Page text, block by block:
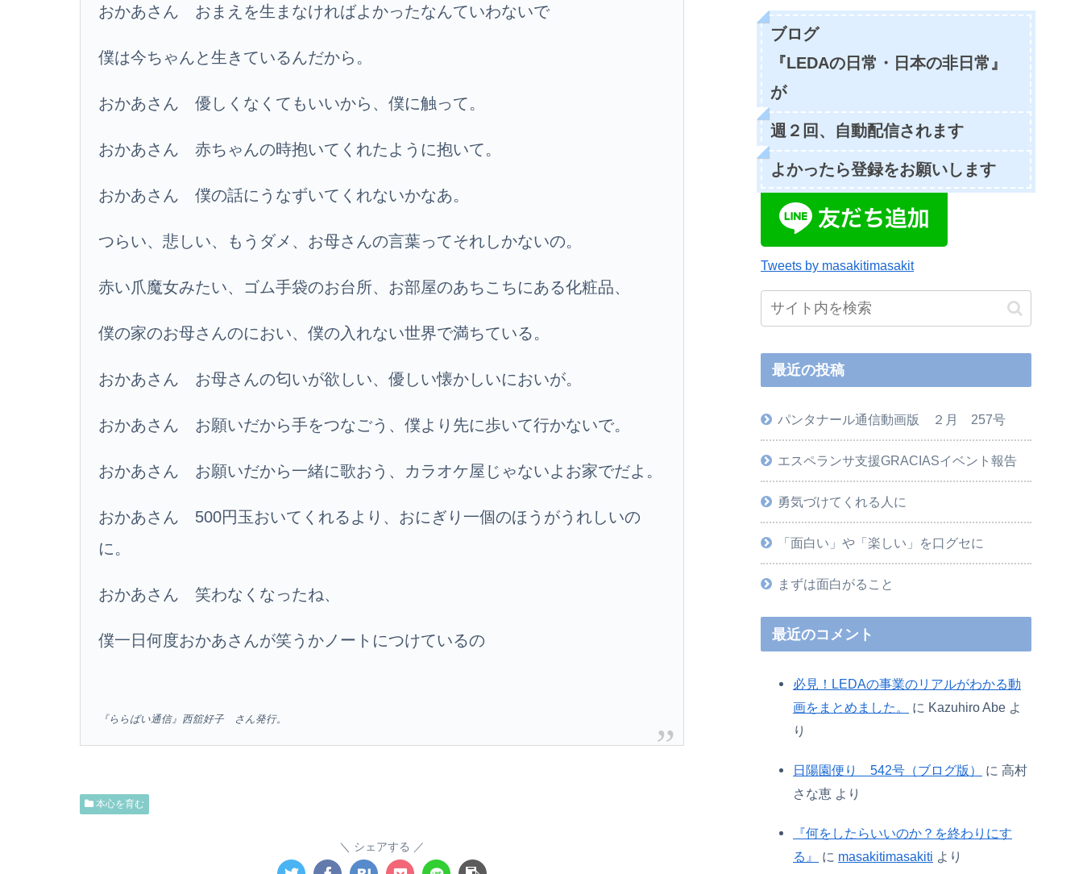
おかあさん おまえを生まなければよかったなんていわないで
僕は今ちゃんと生きているんだから。
おかあさん 優しくなくてもいいから、僕に触って。
おかあさん 赤ちゃんの時抱いてくれたように抱いて。
おかあさん 僕の話にうなずいてくれないかなあ。
つらい、悲しい、もうダメ、お母さんの言葉ってそれしかないの。
赤い爪魔女みたい、ゴム手袋のお台所、お部屋のあちこちにある化粧品、
僕の家のお母さんのにおい、僕の入れない世界で満ちている。
おかあさん お母さんの匂いが欲しい、優しい懐かしいにおいが。
おかあさん お願いだから手をつなごう、僕より先に歩いて行かないで。
おかあさん お願いだから一緒に歌おう、カラオケ屋じゃないよお家でだよ。
おかあさん 500円玉おいてくれるより、おにぎり一個のほうがうれしいの
に。
おかあさん 笑わなくなったね、
僕一日何度おかあさんが笑うかノートにつけているの
『ららばい通信』西舘好子 さん発行。
本心を育む
シェアする
ブログ
『LEDAの日常・日本の非日常』
が
週２回、自動配信されます
よかったら登録をお願いします
Tweets by masakitimasakit
最近の投稿
パンタナール通信動画版 ２月 257号
エスペランサ支援GRACIASイベント報告
勇気づけてくれる人に
「面白い」や「楽しい」を口グセに
まずは面白がること
最近のコメント
必見！LEDAの事業のリアルがわかる動
画をまとめました。
に Kazuhiro Abe よ
り
日陽園便り 542号（ブログ版） に 高村
さな恵 より
『何をしたらいいのか？を終わりにす
る』
に masakitimasakiti より